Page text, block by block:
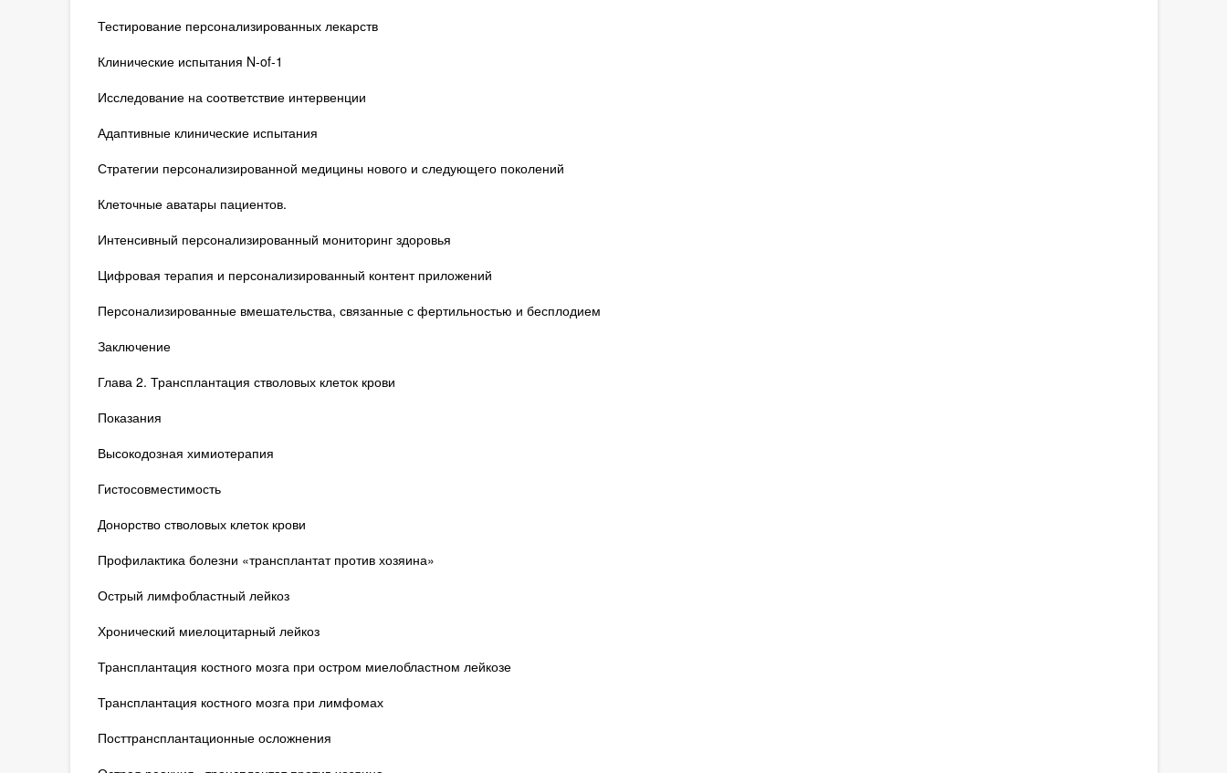
Тестирование персонализированных лекарств
Клинические испытания N-of-1
Исследование на соответствие интервенции
Адаптивные клинические испытания
Стратегии персонализированной медицины нового и следующего поколений
Клеточные аватары пациентов.
Интенсивный персонализированный мониторинг здоровья
Цифровая терапия и персонализированный контент приложений
Персонализированные вмешательства, связанные с фертильностью и бесплодием
Заключение
Глава 2. Трансплантация стволовых клеток крови
Показания
Высокодозная химиотерапия
Гистосовместимость
Донорство стволовых клеток крови
Профилактика болезни «трансплантат против хозяина»
Острый лимфобластный лейкоз
Хронический миелоцитарный лейкоз
Трансплантация костного мозга при остром миелобластном лейкозе
Трансплантация костного мозга при лимфомах
Посттрансплантационные осложнения